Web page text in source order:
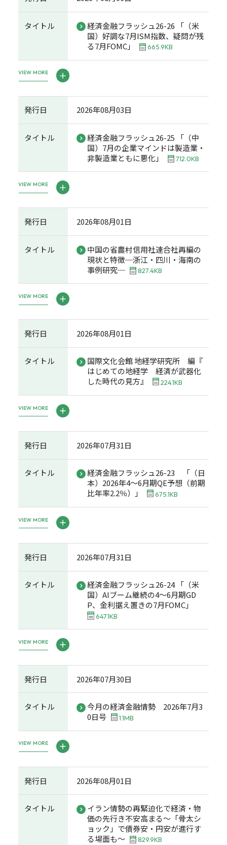
タイトル
経済金融フラッシュ26-26 「（米
国）好調な7月ISM指数、疑問が残
る7月FOMC」
665.9KB
VIEW MORE
発行日 2026年08月03日
タイトル
経済金融フラッシュ26-25 「（中
国）7月の企業マインドは製造業・
非製造業ともに悪化」
712.0KB
VIEW MORE
発行日 2026年08月01日
タイトル
中国の省農村信用社連合社再編の
現状と特徴─浙江・四川・海南の
事例研究─
827.4KB
VIEW MORE
発行日 2026年08月01日
タイトル
国際文化会館 地経学研究所 編『
はじめての地経学 経済が武器化
した時代の見方』
224.1KB
VIEW MORE
発行日 2026年07月31日
タイトル
経済金融フラッシュ26-23 「（日
本）2026年4～6月期QE予想（前期
比年率2.2％）」
675.1KB
VIEW MORE
発行日 2026年07月31日
タイトル
経済金融フラッシュ26-24 「（米
国）AIブーム継続の4～6月期GD
P、金利据え置きの7月FOMC」
647.1KB
VIEW MORE
発行日 2026年07月30日
タイトル
今月の経済金融情勢 2026年7月3
0日号
1.1MB
VIEW MORE
発行日 2026年08月01日
タイトル
イラン情勢の再緊迫化で経済・物
価の先行き不安高まる～「骨太シ
ョック」で債券安・円安が進行す
る場面も～
829.9KB